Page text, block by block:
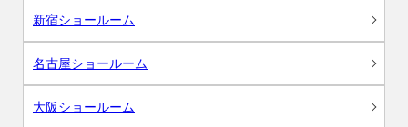
新宿ショールーム
名古屋ショールーム
大阪ショールーム